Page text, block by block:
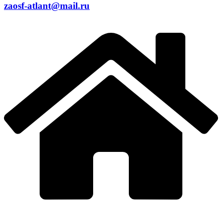
zaosf-atlant@mail.ru